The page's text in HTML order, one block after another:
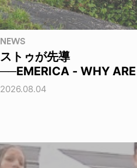
NEWS
ストゥが先導
──EMERICA - WHY
2026.08.04